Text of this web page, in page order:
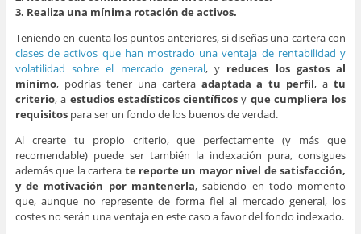
3. Realiza una mínima rotación de activos.
Teniendo en cuenta los puntos anteriores, si diseñas una cartera con
clases de activos que han mostrado una ventaja de rentabilidad y
volatilidad sobre el mercado general, y reduces los gastos al
mínimo, podrías tener una cartera adaptada a tu perfil, atu
criterio, a estudios estadísticos científicos y que cumpliera los
requisitospara ser un fondo de los buenos de verdad.
Al crearte tu propio criterio, que perfectamente (y más que
recomendable) puede ser también la indexación pura, consigues
además que la cartera te reporte un mayor nivel de satisfacción,
y de motivación por mantenerla, sabiendo en todo momento
que, aunque no represente de forma fiel al mercado general, los
costes no serán una ventaja en este caso a favor del fondo indexado.